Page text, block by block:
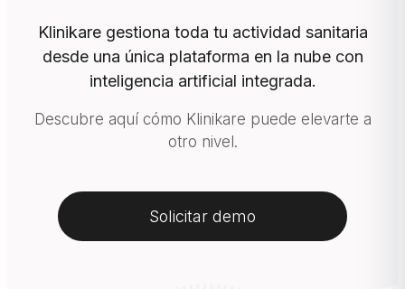
Klinikare gestiona toda tu actividad sanitaria
desde una única plataforma en la nube con
inteligencia artificial integrada.
Descubre aquí cómo Klinikare puede elevarte a
otro nivel.
Solicitar demo